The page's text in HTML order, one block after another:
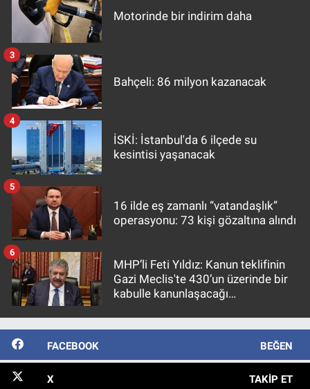
Motorinde bir indirim daha
Bahçeli: 86 milyon kazanacak
3
İSKİ: İstanbul'da 6 ilçede su
kesintisi yaşanacak
4
16 ilde eş zamanlı “vatandaşlık”
operasyonu: 73 kişi gözaltına alındı
5
MHP’li Feti Yıldız: Kanun teklifinin
Gazi Meclis'te 430’un üzerinde bir
kabulle kanunlaşacağı
6
FACEBOOK BEĞEN
X TAKIP ET